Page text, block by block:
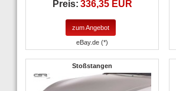
Preis: 336,35 EUR
zum Angebot
eBay.de (*)
Stoßstangen